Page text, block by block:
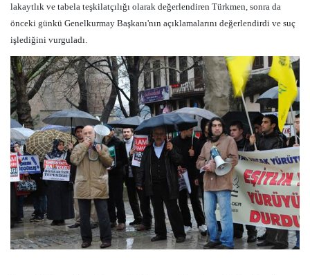
lakaytlık ve tabela teşkilatçılığı olarak değerlendiren Türkmen, sonra da
önceki günkü Genelkurmay Başkanı'nın açıklamalarını değerlendirdi ve suç
işlediğini vurguladı.